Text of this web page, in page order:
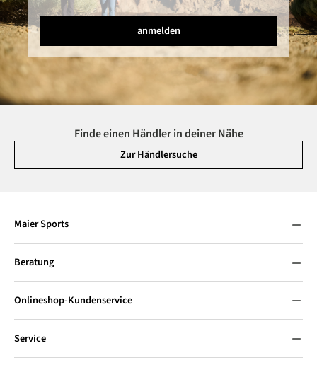
anmelden
Finde einen Händler in deiner Nähe
Zur Händlersuche
Maier Sports
Beratung
Onlineshop-Kundenservice
Service